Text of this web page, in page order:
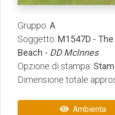
Gruppo: A
Soggetto: M1547D -
Beach - DD McInnes
Opzione di stampa:
Dimensione totale
Ambienta